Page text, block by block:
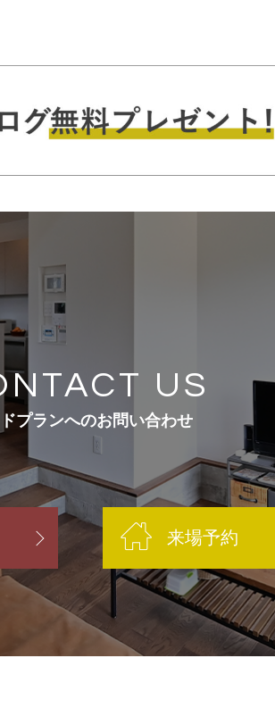
US
プランへのお問い合わせ
来場予約